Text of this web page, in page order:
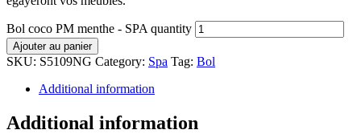
Bol coco PM menthe - SPA quantity
Ajouter au panier
SKU: S5109NG Category: Spa Tag: Bol
Additional information
Additional information